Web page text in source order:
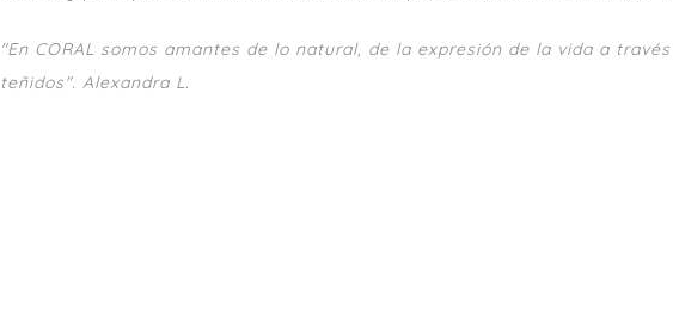
"En CORAL somos amantes de lo natural, de la expresión de la vida a
teñidos". Alexandra L.